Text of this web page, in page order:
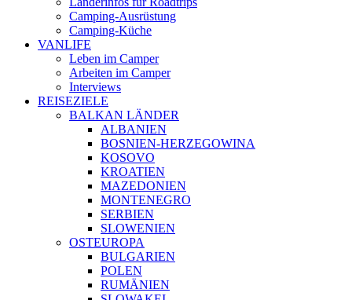
Camping-Ausrüstung
Camping-Küche
VANLIFE
Leben im Camper
Arbeiten im Camper
Interviews
REISEZIELE
BALKAN LÄNDER
ALBANIEN
BOSNIEN-HERZEGOWINA
KOSOVO
KROATIEN
MAZEDONIEN
MONTENEGRO
SERBIEN
SLOWENIEN
OSTEUROPA
BULGARIEN
POLEN
RUMÄNIEN